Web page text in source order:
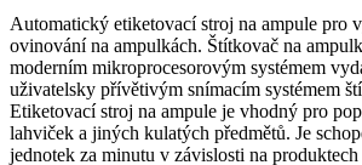
Automatický etiketovací stroj na ampule pro
ovinování na ampulkách. Štítkovač na
moderním mikroprocesorovým systémem
uživatelsky přívětivým snímacím systémem
Etiketovací stroj na ampule je vhodný pro
lahviček a jiných kulatých předmětů. Je
jednotek za minutu v závislosti na